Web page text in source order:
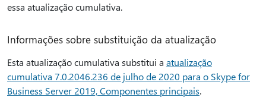
essa atualização cumulativa.
Informações sobre substituição da atualização
Esta atualização cumulativa substitui a atualização
cumulativa 7.0.2046.236 de julho de 2020 para o Skype for
Business Server 2019, Componentes principais.